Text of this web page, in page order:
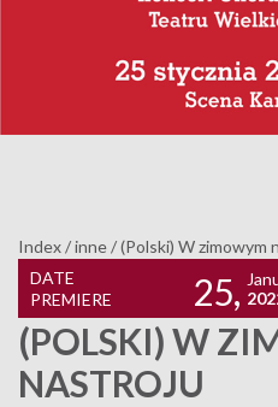
Index/inne/(Polski) W zimowym
DATE
PREMIERE
25,
(POLSKI) W
NASTROJU